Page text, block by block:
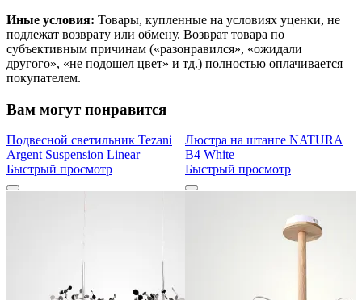
Иные условия: Товары, купленные на условиях уценки, не
подлежат возврату или обмену. Возврат товара по
субъективным причинам («разонравился», «ожидали
другого», «не подошел цвет» и тд.) полностью оплачивается
покупателем.
Вам могут понравится
Подвесной светильник Tezani
Argent Suspension Linear
Быстрый просмотр
Люстра на штанге NATURA
B4 White
Быстрый просмотр